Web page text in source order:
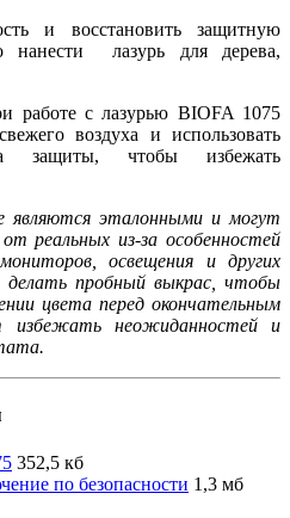
и восстановить защитную
нанести лазурь для дерева,
работе с лазурью BIOFA 1075
воздуха и использовать
защиты, чтобы избежать
эталонными и могут
реальных из-за особенностей
освещения и других
пробный выкрас, чтобы
цвета перед окончательным
избежать неожиданностей и
352,5 кб
по безопасности 1,3 мб